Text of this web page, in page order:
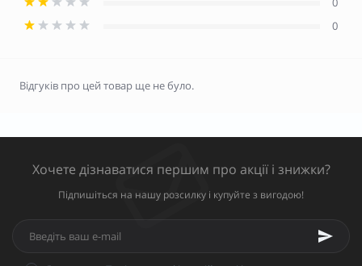
0
Відгуків про цей товар ще не було.
Хочете дізнаватися першим про акції і знижки?
Підпишіться на нашу розсилку і купуйте з вигодою!